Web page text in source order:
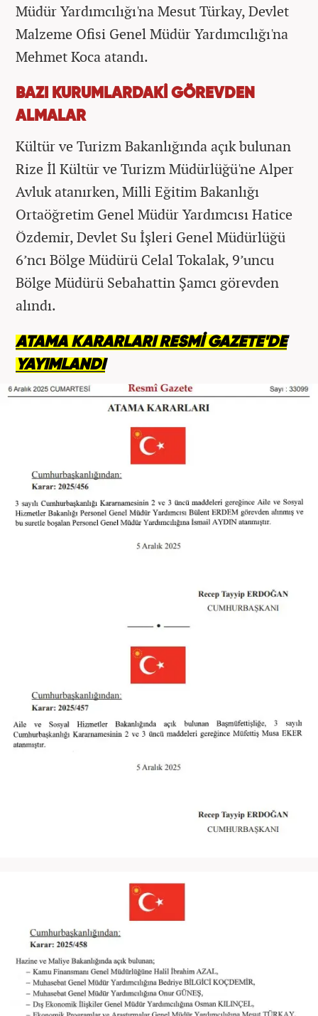
Müdür Yardımcılığı'na Mesut Türkay, Devlet
Malzeme Ofisi Genel Müdür Yardımcılığı'na
Mehmet Koca atandı.
BAZI KURUMLARDAKİ GÖREVDEN
ALMALAR
Kültür ve Turizm Bakanlığında açık bulunan
Rize İl Kültür ve Turizm Müdürlüğü'ne Alper
Avluk atanırken, Milli Eğitim Bakanlığı
Ortaöğretim Genel Müdür Yardımcısı Hatice
Özdemir, Devlet Su İşleri Genel Müdürlüğü
6’ncı Bölge Müdürü Celal Tokalak, 9’uncu
Bölge Müdürü Sebahattin Şamcı görevden
alındı.
ATAMA KARARLARI RESMİ GAZETE'DE
YAYIMLANDI